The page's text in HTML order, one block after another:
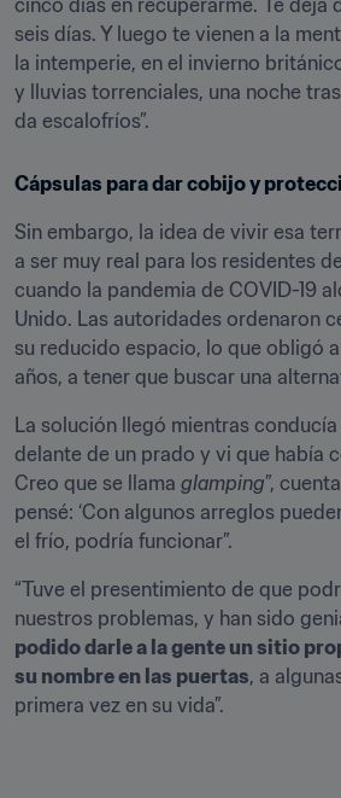
cinco días en recuperarme. Te deja
seis días. Y luego te vienen a la
la intemperie, en el invierno
y lluvias torrenciales, una noche
da escalofríos”.
Cápsulas para dar cobijo y
Sin embargo, la idea de vivir esa
a ser muy real para los residentes
cuando la pandemia de COVID-19
Unido. Las autoridades ordenaron
su reducido espacio, lo que obligó a
años, a tener que buscar una
La solución llegó mientras
delante de un prado y vi que había
Creo que se llama glamping”,
pensé: ‘Con algunos arreglos
el frío, podría funcionar”.
“Tuve el presentimiento de que
nuestros problemas, y han sido
podido darle a la gente un sitio
su nombre en las puertas, a
primera vez en su vida”.